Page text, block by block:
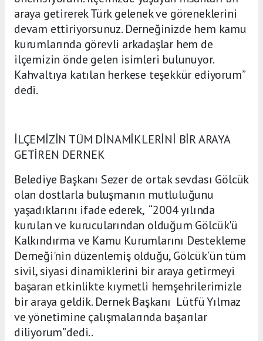
araya getirerek Türk gelenek ve göreneklerini
devam ettiriyorsunuz. Derneğinizde hem kamu
kurumlarında görevli arkadaşlar hem de
ilçemizin önde gelen isimleri bulunuyor.
Kahvaltıya katılan herkese teşekkür ediyorum”
dedi.
İLÇEMİZİN TÜM DİNAMİKLERİNİ BİR ARAYA
GETİREN DERNEK
Belediye Başkanı Sezer de ortak sevdası Gölcük
olan dostlarla buluşmanın mutluluğunu
yaşadıklarını ifade ederek, “2004 yılında
kurulan ve kurucularından olduğum Gölcük'ü
Kalkındırma ve Kamu Kurumlarını Destekleme
Derneği'nin düzenlemiş olduğu, Gölcük’ün tüm
sivil, siyasi dinamiklerini bir araya getirmeyi
başaran etkinlikte kıymetli hemşehrilerimizle
bir araya geldik. Dernek Başkanı Lütfü Yılmaz
ve yönetimine çalışmalarında başarılar
diliyorum”dedi..